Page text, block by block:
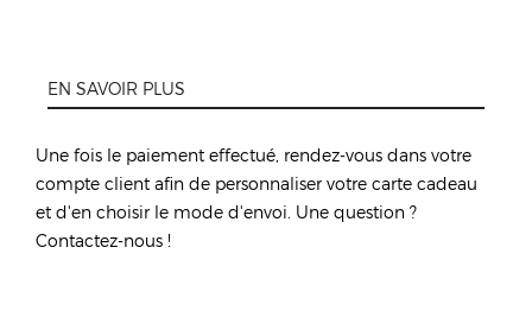
EN SAVOIR PLUS
Une fois le paiement effectué, rendez-vous dans votre
compte client afin de personnaliser votre carte cadeau
et d'en choisir le mode d'envoi. Une question ?
Contactez-nous !